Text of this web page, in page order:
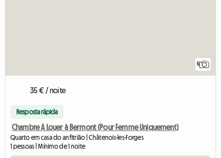
5
35 € / noite
Resposta rápida
Chambre A Louer à Bermont (Pour Femme Uniquement)
Quarto em casa do anfitrião | Châtenois-les-Forges
1 pessoas | Mínimo de 1 noite